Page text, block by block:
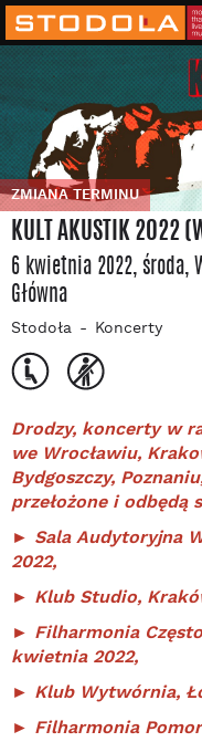
ZMIANA TERMINU
KULT AKUSTIK 2022
6 kwietnia 2022, środa,
Główna
Stodoła Koncerty
Drodzy, koncerty w
we Wrocławiu,
Bydgoszczy,
przełożone i
► Sala Audytoryjna
2022,
► Klub Studio,
► Filharmonia
kwietnia 2022,
► Klub Wytwórnia,
► Filharmonia